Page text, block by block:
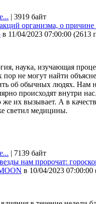
| 3919 байт
организма, о
в 11/04/2023 07:00:00 (2613
наука, изучающая
пор не могут найти
об обычных людях. Нам
происходят внутри
же их вызывает. А в
светил медицины.
| 7139 байт
нам пророчат:
в 10/04/2023 07:00:00